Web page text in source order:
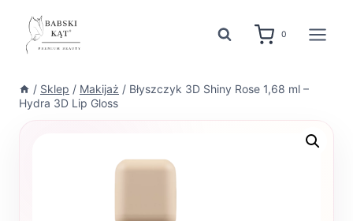
treści
0
/ Sklep / Makijaż / Błyszczyk 3D Shiny Rose 1,68 ml –
Hydra 3D Lip Gloss